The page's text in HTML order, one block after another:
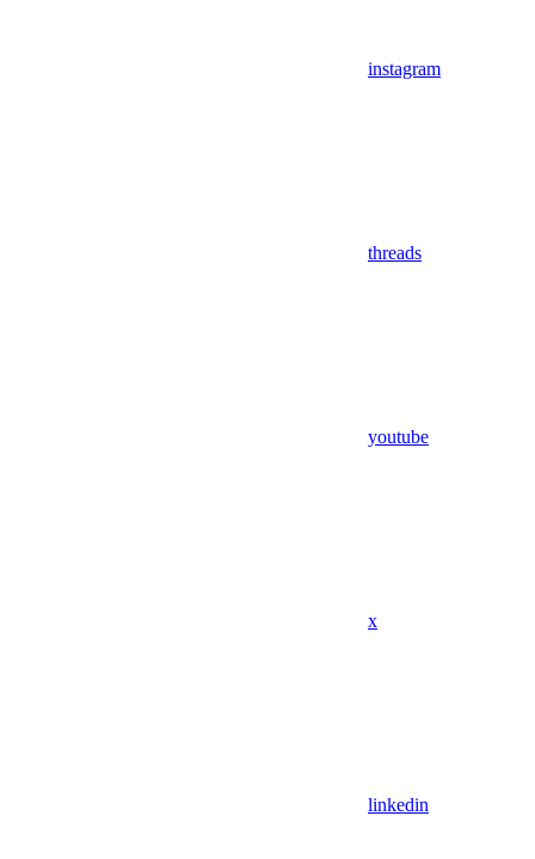
instagram
threads
youtube
x
linkedin